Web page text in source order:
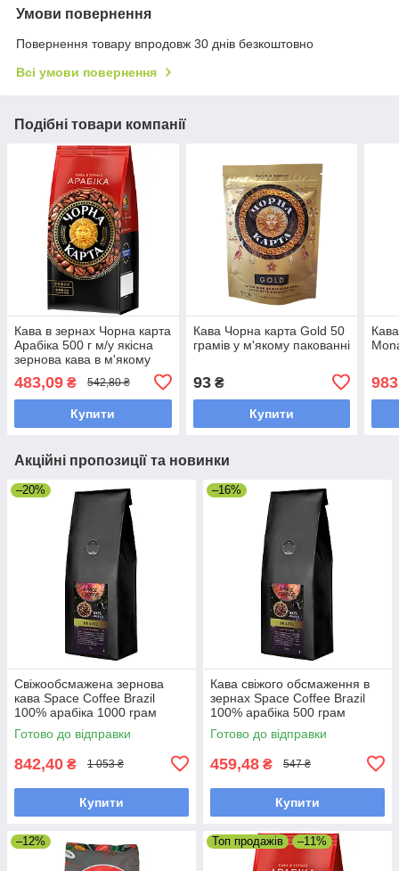
Умови повернення
Повернення товару впродовж 30 днів безкоштовно
Всі умови повернення
Подібні товари компанії
Кава в зернах Чорна карта
Арабіка 500 г м/у якісна
зернова кава в м'якому
483,09 ₴ 542,80 ₴
Купити
Кава Чорна карта Gold 50
грамів у м'якому пакованні
93₴
Купити
Акційні пропозиції та новинки
–20%
Свіжообсмажена зернова
кава Space Coffee Brazil
100% арабіка 1000 грам
Готово до відправки
842,40 ₴ 1 053 ₴
Купити
–16%
Кава свіжого обсмаження в
зернах Space Coffee Brazil
100% арабіка 500 грам
Готово до відправки
459,48 ₴ 547 ₴
Купити
–12% Топ продажів –11%